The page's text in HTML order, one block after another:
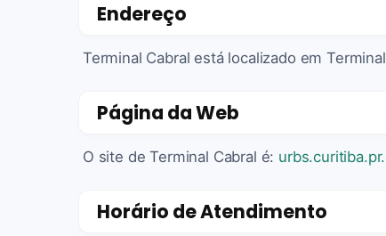
Endereço
Terminal Cabral está localizado em
Página da Web
O site de Terminal Cabral é:
Horário de Atendimento